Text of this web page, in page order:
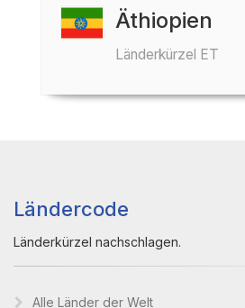
Äthiopien
Länderkürzel ET
Ländercode
Länderkürzel nachschlagen.
Alle Länder der Welt